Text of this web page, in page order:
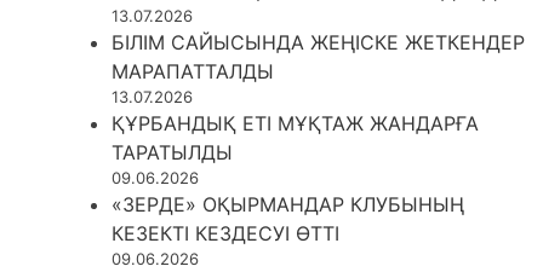
13.07.2026
БІЛІМ САЙЫСЫНДА ЖЕҢІСКЕ ЖЕТКЕНДЕР
МАРАПАТТАЛДЫ
13.07.2026
ҚҰРБАНДЫҚ ЕТІ МҰҚТАЖ ЖАНДАРҒА
ТАРАТЫЛДЫ
09.06.2026
«ЗЕРДЕ» ОҚЫРМАНДАР КЛУБЫНЫҢ
КЕЗЕКТІ КЕЗДЕСУІ ӨТТІ
09.06.2026